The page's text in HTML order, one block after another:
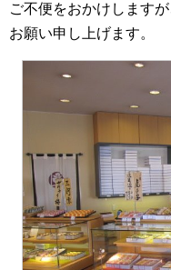
ご不便をおかけします
お願い申し上げます。